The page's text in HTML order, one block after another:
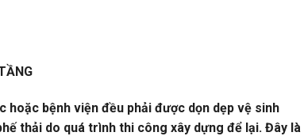
bệnh viện đều phải được dọn dẹp vệ sinh
thải do quá trình thi công xây dựng để lại. Đây là